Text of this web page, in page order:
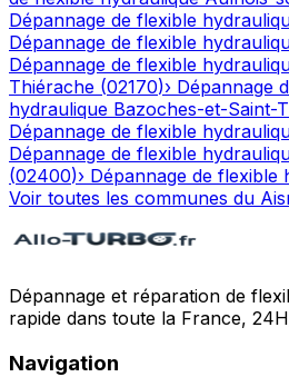
Dépannage de flexible
Dépannage de flexible
Dépannage de flexible
Thiérache (02170)› Dépannage
hydraulique Bazoches-et-Saint-
Dépannage de flexible
Dépannage de flexible
(02400)› Dépannage de flexible
Voir toutes les communes du
Dépannage et réparation de
rapide dans toute la France,
Navigation